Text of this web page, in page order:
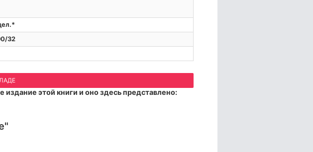
32
этой книги и оно здесь представлено: